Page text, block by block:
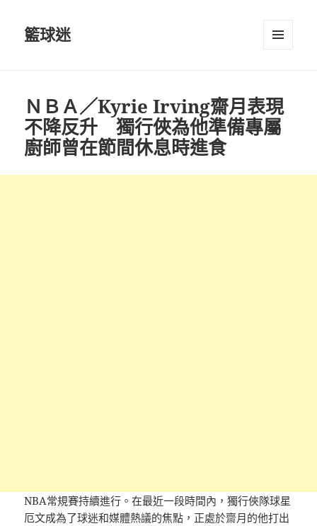
籃球迷
ＮＢＡ／Kyrie Irving齋月表現
不降反升 獨行俠為他準備專屬
廚師曾在節間休息時進食
NBA常規賽持續進行。在最近一段時間內，獨行俠隊球星
厄文成為了球迷和媒體熱議的焦點，正處於齋月的他打出